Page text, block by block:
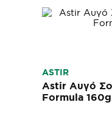
ASTIR
Astir Αυγό
Formula